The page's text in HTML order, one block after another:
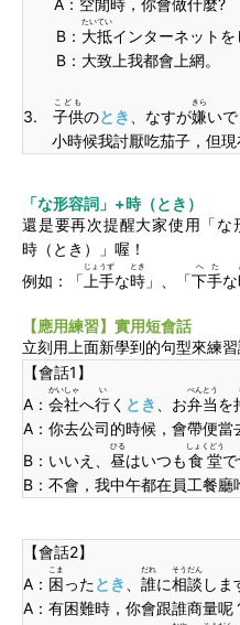
A：空閒時，你會做什麼?
B： 大抵
たいてい
インターネットを
B：大致上我都會上網。
3. 子供
こども
のとき 、なすが嫌
きら
いで
小時候我討厭吃茄子，但現
「な形容詞」+時（とき）
還是要再次提醒大家使用「
時 （とき）」喔！
例如：「 上手
じょうず
な時
とき
」、「下手
へた
な
【應用練習】實用短會話
立刻用上面新學到的句型來練習
【會話1】
A： 会社
かいしゃ
へ行
い
く とき 、お弁当
べんとう
を
A：你去公司的時候，會帶便當
B：いいえ、 昼
ひる
はいつも食堂
しょくどう
で
B：不會，我中午都在員工餐廳
【會話2】
A： 困
こま
ったとき 誰
だれ
に相談
そうだん
しま
A：有困難時，你會跟誰商量呢